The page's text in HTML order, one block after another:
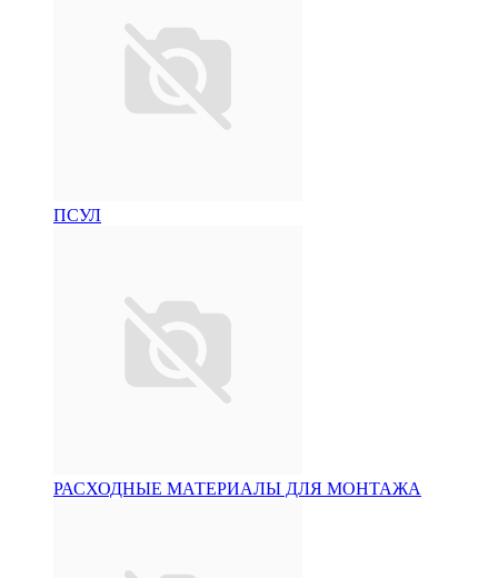
ПСУЛ
РАСХОДНЫЕ МАТЕРИАЛЫ ДЛЯ МОНТАЖА